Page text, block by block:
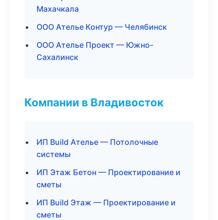
Махачкала
ООО Ателье Контур — Челябинск
ООО Ателье Проект — Южно-
Сахалинск
Компании в Владивосток
ИП Build Ателье — Потолочные
системы
ИП Этаж Бетон — Проектирование и
сметы
ИП Build Этаж — Проектирование и
сметы